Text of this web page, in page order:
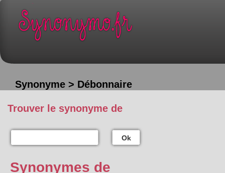
Synonyme > Débonnaire
Trouver le synonyme de
Ok
Synonymes de